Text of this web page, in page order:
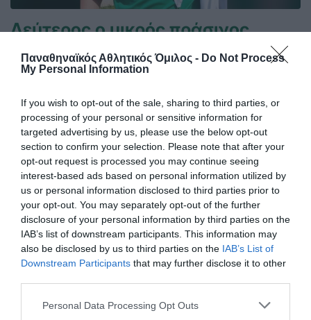
Παναθηναϊκός Αθλητικός Όμιλος - Do Not Process
My Personal Information
If you wish to opt-out of the sale, sharing to third parties, or
processing of your personal or sensitive information for
targeted advertising by us, please use the below opt-out
section to confirm your selection. Please note that after your
opt-out request is processed you may continue seeing
interest-based ads based on personal information utilized by
us or personal information disclosed to third parties prior to
your opt-out. You may separately opt-out of the further
disclosure of your personal information by third parties on the
IAB’s list of downstream participants. This information may
also be disclosed by us to third parties on the IAB’s List of
Downstream Participants that may further disclose it to other
Please note that this website/app uses one or more Google
Personal Data Processing Opt Outs
Δεύτερος ο μικρός πράσινος…
Ρομπέν!
Συνεχίζει τις διακρίσεις ο Παναθηναϊκός στην τοξοβολία
και στις μικρές ηλικίες και το κατάφερε και το περασμένο
14.03.2024 ΑΚΑΔΗΜΙΑ ΤΟΞΟΒΟΛΙΑΣ